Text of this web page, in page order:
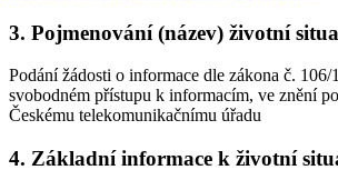
3. Pojmenování (název) životní
Podání žádosti o informace dle zákona č. 106/
svobodném přístupu k informacím, ve znění
Českému telekomunikačnímu úřadu
4. Základní informace k životní